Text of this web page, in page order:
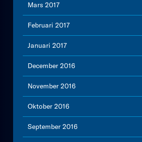
Mars 2017
Februari 2017
Januari 2017
December 2016
November 2016
Oktober 2016
September 2016